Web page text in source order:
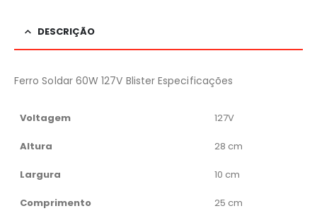
DESCRIÇÃO
Ferro Soldar 60W 127V Blister Especificações
Voltagem 127V
Altura 28 cm
Largura 10 cm
Comprimento 25 cm